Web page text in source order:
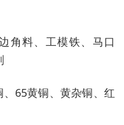
角料、工模铁、马口
65黄铜、黄杂铜、红